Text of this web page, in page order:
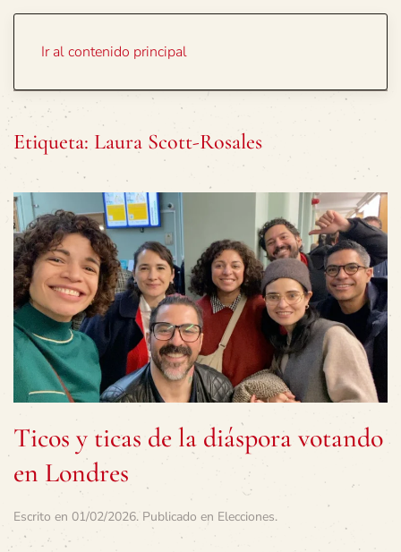
Ir al contenido principal
Etiqueta: Laura Scott-Rosales
Ticos y ticas de la diáspora votando
en Londres
Escrito en 01/02/2026. Publicado en Elecciones.